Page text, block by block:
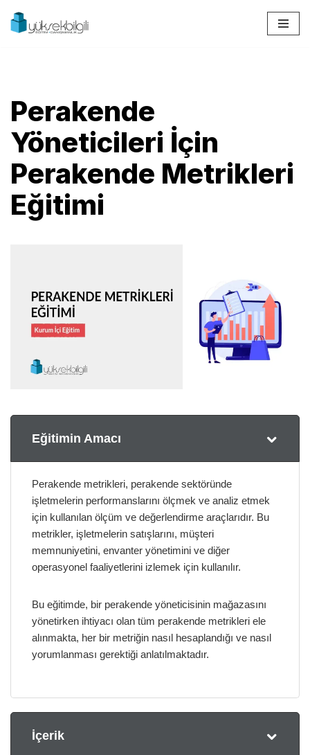
İçeriğe
Perakende
Yöneticileri İçin
Perakende Metrikleri
Eğitimi
Eğitimin Amacı
Perakende metrikleri, perakende sektöründe
işletmelerin performanslarını ölçmek ve analiz etmek
için kullanılan ölçüm ve değerlendirme araçlarıdır. Bu
metrikler, işletmelerin satışlarını, müşteri
memnuniyetini, envanter yönetimini ve diğer
operasyonel faaliyetlerini izlemek için kullanılır.
Bu eğitimde, bir perakende yöneticisinin mağazasını
yönetirken ihtiyacı olan tüm perakende metrikleri ele
alınmakta, her bir metriğin nasıl hesaplandığı ve nasıl
yorumlanması gerektiği anlatılmaktadır.
İçerik